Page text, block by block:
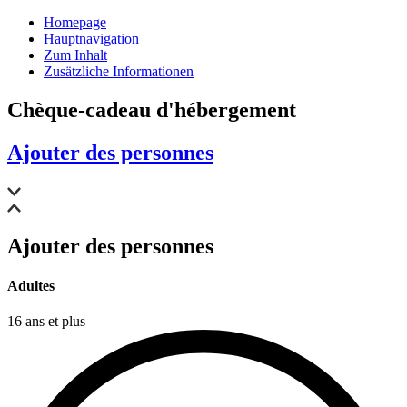
Homepage
Hauptnavigation
Zum Inhalt
Zusätzliche Informationen
Chèque-cadeau d'hébergement
Ajouter des personnes
Ajouter des personnes
Adultes
16 ans et plus